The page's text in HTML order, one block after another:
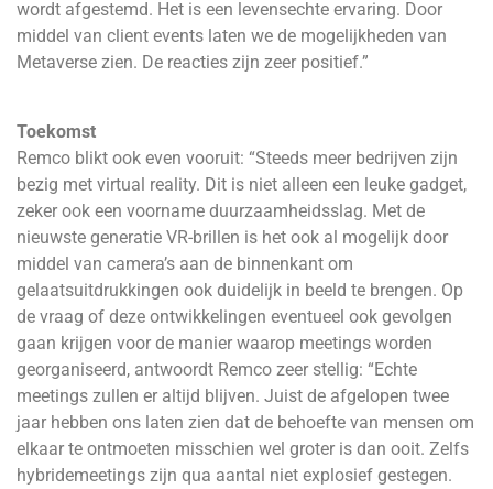
wordt afgestemd. Het is een levensechte ervaring. Door
middel van client events laten we de mogelijkheden van
Metaverse zien. De reacties zijn zeer positief.”
Toekomst
Remco blikt ook even vooruit: “Steeds meer bedrijven zijn
bezig met virtual reality. Dit is niet alleen een leuke gadget,
zeker ook een voorname duurzaamheidsslag. Met de
nieuwste generatie VR-brillen is het ook al mogelijk door
middel van camera’s aan de binnenkant om
gelaatsuitdrukkingen ook duidelijk in beeld te brengen. Op
de vraag of deze ontwikkelingen eventueel ook gevolgen
gaan krijgen voor de manier waarop meetings worden
georganiseerd, antwoordt Remco zeer stellig: “Echte
meetings zullen er altijd blijven. Juist de afgelopen twee
jaar hebben ons laten zien dat de behoefte van mensen om
elkaar te ontmoeten misschien wel groter is dan ooit. Zelfs
hybridemeetings zijn qua aantal niet explosief gestegen.